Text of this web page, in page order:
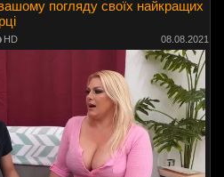
погляду своїх найкращих
HD 08.08.2021